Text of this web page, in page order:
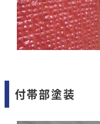
付帯部塗装